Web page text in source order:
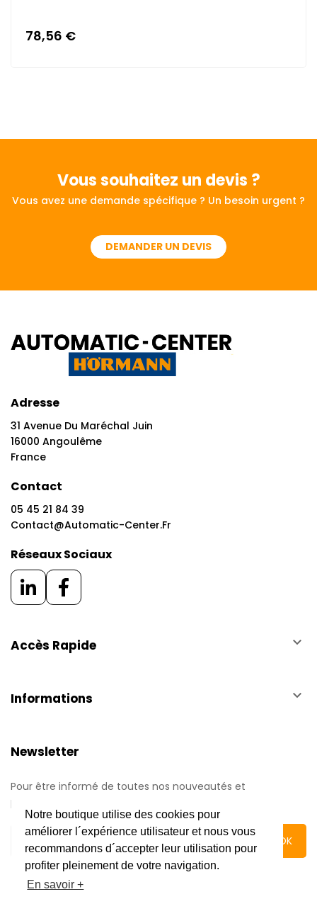
Notre boutique utilise des cookies pour
améliorer l´expérience utilisateur et nous vous
recommandons d´accepter leur utilisation pour
profiter pleinement de votre navigation.
En savoir +
78,56 €
Vous souhaitez un devis ?
Vous avez une demande spécifique ? Un besoin urgent ?
DEMANDER UN DEVIS
Adresse
31 Avenue Du Maréchal Juin
16000 Angoulême
France
Contact
05 45 21 84 39
Contact@automatic-Center.fr
Réseaux Sociaux
Accès Rapide keyboard_arrow_down
Informations keyboard_arrow_down
Newsletter
Pour être informé de toutes nos nouveautés et
promotions.